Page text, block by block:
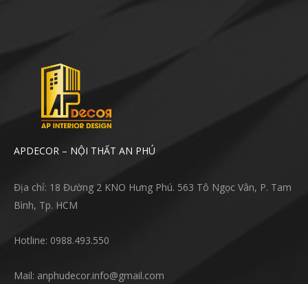
APDECOR – NỘI THẤT AN PHÚ
Địa chỉ: 18 Đường 2 KNO Hưng Phú. 563 Tô Ngọc Vân, P. Tam
Bình, Tp. HCM
Hotline: 0988.493.550
Mail: anphudecor.info@gmail.com